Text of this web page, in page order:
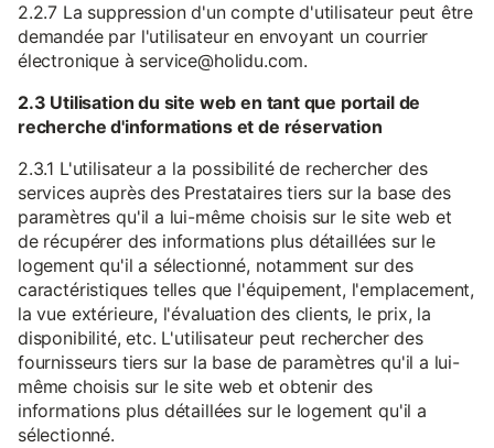
2.2.7 La suppression d'un compte d'utilisateur peut être
demandée par l'utilisateur en envoyant un courrier
électronique à service@holidu.com.
2.3 Utilisation du site web en tant que portail de
recherche d'informations et de réservation
2.3.1 L'utilisateur a la possibilité de rechercher des
services auprès des Prestataires tiers sur la base des
paramètres qu'il a lui-même choisis sur le site web et
de récupérer des informations plus détaillées sur le
logement qu'il a sélectionné, notamment sur des
caractéristiques telles que l'équipement, l'emplacement,
la vue extérieure, l'évaluation des clients, le prix, la
disponibilité, etc. L'utilisateur peut rechercher des
fournisseurs tiers sur la base de paramètres qu'il a lui-
même choisis sur le site web et obtenir des
informations plus détaillées sur le logement qu'il a
sélectionné.